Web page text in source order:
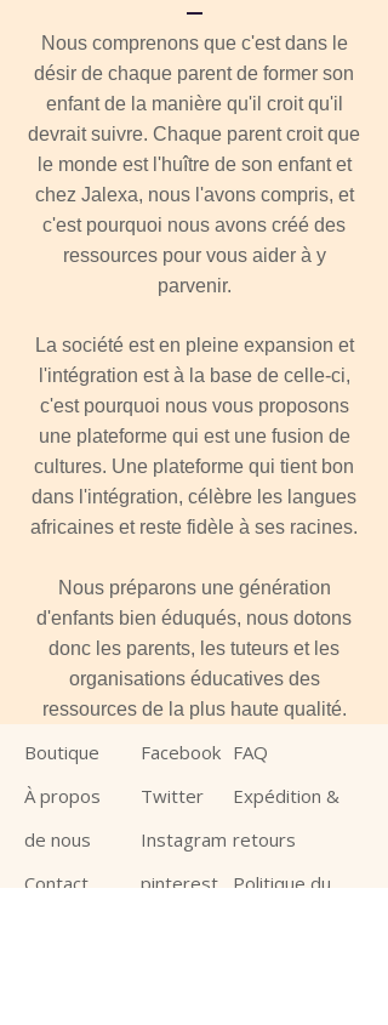
Nous comprenons que c'est dans le
désir de chaque parent de former son
enfant de la manière qu'il croit qu'il
devrait suivre. Chaque parent croit que
le monde est l'huître de son enfant et
chez Jalexa, nous l'avons compris, et
c'est pourquoi nous avons créé des
ressources pour vous aider à y
parvenir.
La société est en pleine expansion et
l'intégration est à la base de celle-ci,
c'est pourquoi nous vous proposons
une plateforme qui est une fusion de
cultures. Une plateforme qui tient bon
dans l'intégration, célèbre les langues
africaines et reste fidèle à ses racines.
Nous préparons une génération
d'enfants bien éduqués, nous dotons
donc les parents, les tuteurs et les
organisations éducatives des
ressources de la plus haute qualité.
Boutique
À propos
de nous
Contact
Facebook
Twitter
Instagram
pinterest
FAQ
Expédition &
retours
Politique du